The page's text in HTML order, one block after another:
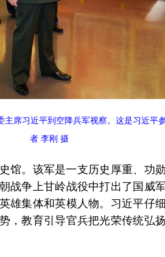
主席习近平到空降兵军视察。这是习近平
者 李刚 摄
。该军是一支历史厚重、功
战争上甘岭战役中打出了国威
雄集体和英模人物。习近平仔
，教育引导官兵把光荣传统弘